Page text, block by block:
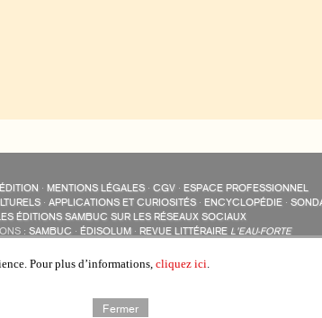
· MENTIONS LÉGALES· CGV· ESPACE PROFESSIONNEL
· APPLICATIONS ET CURIOSITÉS · ENCYCLOPÉDIE ·
ÉDITIONS SAMBUC SUR LES RÉSEAUX SOCIAUX
: SAMBUC · ÉDISOLUM · REVUE LITTÉRAIRE L’EAU-FORTE
Pour plus d’informations, cliquez ici.
Fermer